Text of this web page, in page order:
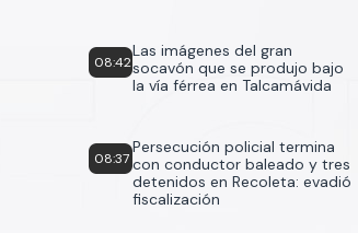
08:42
Las imágenes del gran
socavón que se produjo bajo
la vía férrea en Talcamávida
08:37
Persecución policial termina
con conductor baleado y tres
detenidos en Recoleta: evadió
fiscalización